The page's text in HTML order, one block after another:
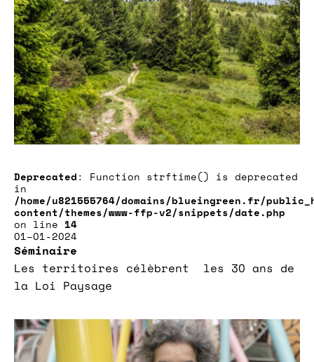
Deprecated: Function strftime() is deprecated
in
/home/u821555764/domains/blueingreen.fr/
content/themes/www-ffp-v2/snippets/date.php
on line 14
01–01-2024
Séminaire
Les territoires célèbrent les 30 ans de
la Loi Paysage